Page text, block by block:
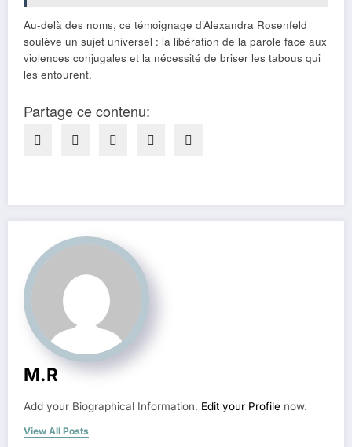
Au-delà des noms, ce témoignage d’Alexandra Rosenfeld
soulève un sujet universel : la libération de la parole face aux
violences conjugales et la nécessité de briser les tabous qui
les entourent.
Partage ce contenu:
M.R
Add your Biographical Information. Edit your Profile now.
View All Posts